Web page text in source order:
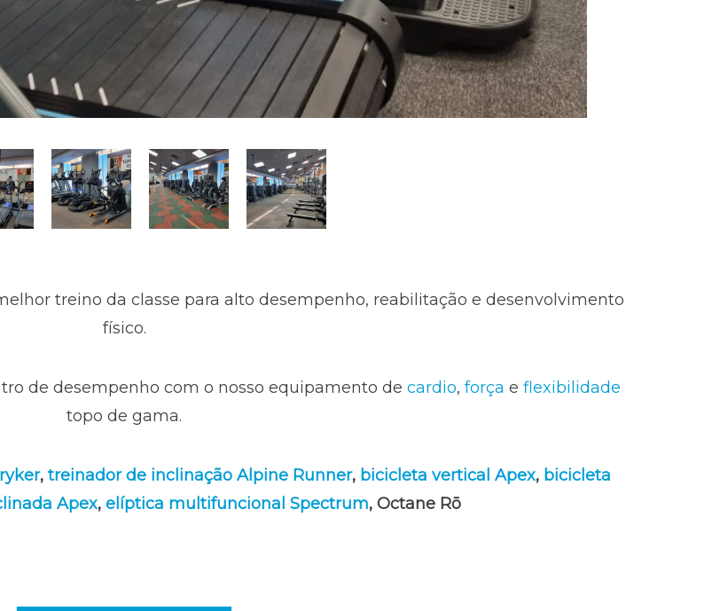
treino da classe para alto desempenho, reabilitação e desenvolvimento
físico.
de desempenho com o nosso equipamento de cardio, força e flexibilidade
topo de gama.
, treinador de inclinação Alpine Runner, bicicleta vertical Apex, bicicleta
Apex, elíptica multifuncional Spectrum, Octane Rō